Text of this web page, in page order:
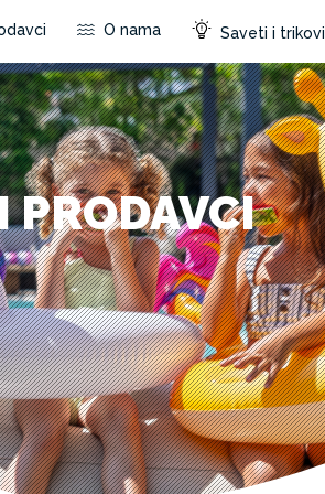
O nama Saveti i trikovi
PRODAVCI